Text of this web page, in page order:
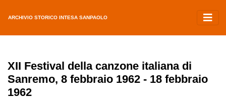
ARCHIVIO STORICO INTESA SANPAOLO
XII Festival della canzone italiana di
Sanremo, 8 febbraio 1962 - 18 febbraio
1962